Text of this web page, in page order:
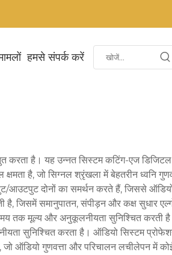
हमसे संपर्क करें
करता है। यह उन्नत सिस्टम कटिंग-एज
है, जो सिग्नल श्रृंखला में बेहतरीन ध्वनि
आउटपुट दोनों का समर्थन करते हैं, जिससे
है, जिसमें समानुपातन, संपीड़न और कक्ष सुधार
तक मूल्य और अनुकूलनीयता सुनिश्चित करती
सुनिश्चित करता है। ऑडियो सिस्टम
ऑडियो गुणवत्ता और परिचालन लचीलेपन में